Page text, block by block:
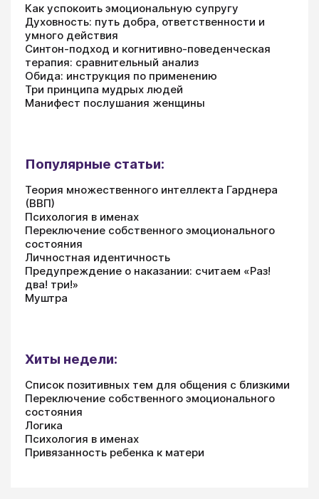
Как успокоить эмоциональную супругу
Духовность: путь добра, ответственности и
умного действия
Синтон-подход и когнитивно-поведенческая
терапия: сравнительный анализ
Обида: инструкция по применению
Три принципа мудрых людей
Манифест послушания женщины
Популярные статьи:
Теория множественного интеллекта Гарднера
(ВВП)
Психология в именах
Переключение собственного эмоционального
состояния
Личностная идентичность
Предупреждение о наказании: считаем «Раз!
два! три!»
Муштра
Хиты недели:
Список позитивных тем для общения с близкими
Переключение собственного эмоционального
состояния
Логика
Психология в именах
Привязанность ребенка к матери